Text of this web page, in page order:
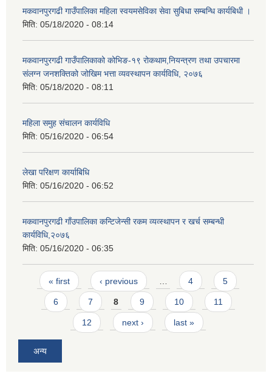
मकवानपुरगढी गाउँपालिका महिला स्वयमसेविका सेवा सुबिधा सम्बन्धि कार्यबिधी ।
मिति: 05/18/2020 - 08:14
मकवानपुरगढी गाउँपालिकाको कोभिङ-१९ रोकथाम,नियन्त्रण तथा उपचारमा
संलग्न जनशक्तिको जोखिम भत्ता व्यवस्थापन कार्यविधि, २०७६
मिति: 05/18/2020 - 08:11
महिला समुह संचालन कार्यविधि
मिति: 05/16/2020 - 06:54
लेखा परिक्षण कार्याबिधि
मिति: 05/16/2020 - 06:52
मकवानपुरगढी गाँउपालिका कन्टिजेन्सी रकम व्यव्स्थापन र खर्च सम्बन्धी
कार्यविधि,२०७६
मिति: 05/16/2020 - 06:35
Pages
« first ‹ previous 4 5
6 7 8 9 10 11
12 next › last »
अन्य